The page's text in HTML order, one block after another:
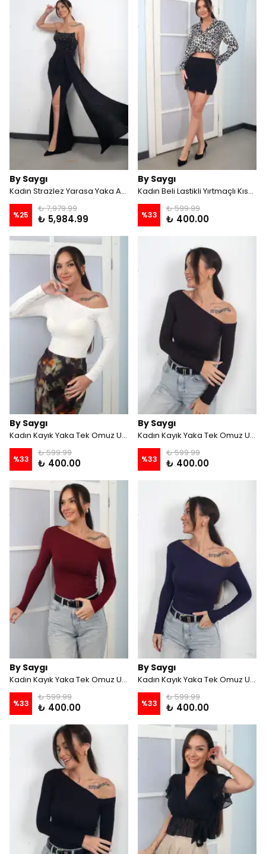
By Saygı
Kadın Strazlez Yarasa Yaka Astarlı Taş İşlemeli Önü Drapeli Mendilli Uzun Elbise - Siyah
%25
₺ 7,979.99
₺ 5,984.99
By Saygı
Kadın Beli Lastikli Yırtmaçlı Kısa Etek - Siyah
%33
₺ 599.99
₺ 400.00
By Saygı
Kadın Kayık Yaka Tek Omuz Uzun Kollu Buzzy Bluz - Krem
%33
₺ 599.99
₺ 400.00
By Saygı
Kadın Kayık Yaka Tek Omuz Uzun Kollu Buzzy Bluz - Kahve
%33
₺ 599.99
₺ 400.00
By Saygı
Kadın Kayık Yaka Tek Omuz Uzun Kollu Buzzy Bluz - Bordo
%33
₺ 599.99
₺ 400.00
By Saygı
Kadın Kayık Yaka Tek Omuz Uzun Kollu Buzzy Bluz - Lacivert
%33
₺ 599.99
₺ 400.00